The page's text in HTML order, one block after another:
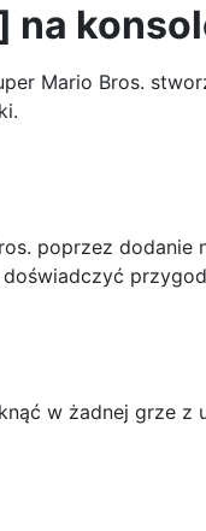
na
Mario Bros.
poprzez
w żadnej grze z